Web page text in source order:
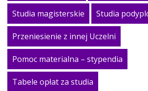
Studia magisterskie Studia
Przeniesienie z innej Uczelni
Pomoc materialna – stypendia
Tabele opłat za studia